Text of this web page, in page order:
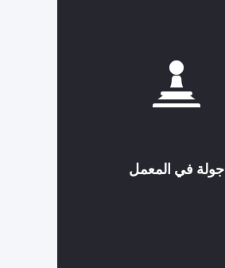
جولة في المعمل